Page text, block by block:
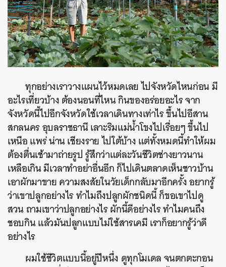
ทุกอย่างเราวางแผนไว้หมดเลย ไปจังหวัดไหนก่อน มี
อะไรเที่ยวบ้าง ต้องนอนที่ไหน กินของอร่อยอะไร จาก
จังหวัดนี้ไปอีกจังหวัดใช้เวลาเดินทางเท่าไร ขึ้นไปอีสาน
สกลนคร อุบลราชธานี เลาะริมแม่น้ำโขงไปเรื่อยๆ ขึ้นไป
เหนือ แพร่ น่าน เชียงราย ไปใต้บ้าง แต่ทั้งหมดนี้ทำให้ผม
ต้องตื่นเช้ามาถ่ายรูป รู้สึกว่าแต่ละวันชีวิตช่างยาวนาน
เหลือเกิน มีเวลาทำอย่าอื่นอีก ก็ไปเดินตลาดเห็นชาวบ้าน
เอาผักมาขาย ความสงสัยในวัยเด็กกลับมาอีกครั้ง อยากรู้
ว่าเขาปลูกอย่างไร ทำไมถึงปลูกผักชนิดนี้ ก็ขอเขาไปดู
สวน ถามเขาว่าปลูกอย่างไร ผักนี้ดีอย่างไร ทำไมคนถึง
ชอบกิน แล้วมันปลูกแบบไม่ใช้สารเคมี เราก็อยากรู้ว่าดี
อย่างไร
ผมใช้ชีวิตแบบนี้อยู่ปีหนึ่ง ดูทุกโมเดล จนตกตะกอน